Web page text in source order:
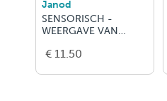
Janod
SENSORISCH -
WEERGAVE VAN
€ 11.50